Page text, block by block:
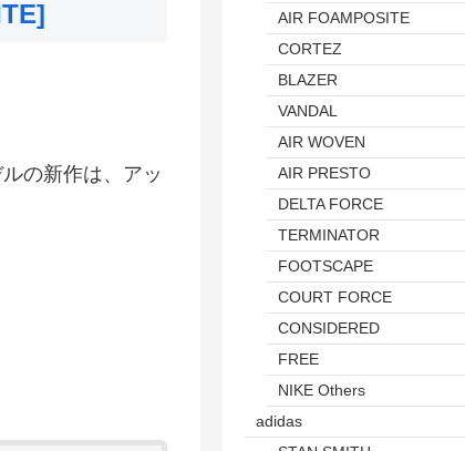
の新作は、アッ
AIR FOAMPOSITE
CORTEZ
BLAZER
VANDAL
AIR WOVEN
AIR PRESTO
DELTA FORCE
TERMINATOR
FOOTSCAPE
COURT FORCE
CONSIDERED
FREE
NIKE Others
adidas